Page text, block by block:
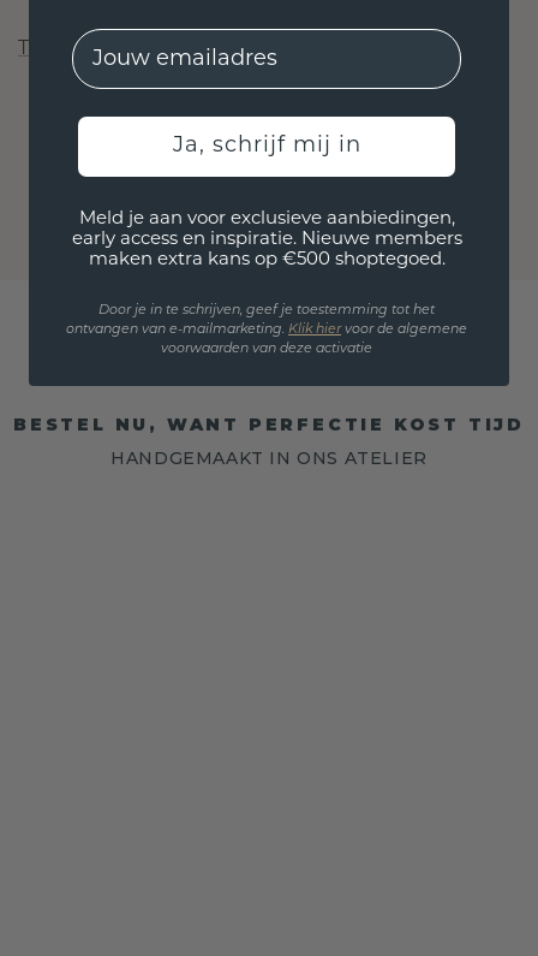
Trustpilot
BESTEL NU, WANT PERFECTIE KOST TIJD
HANDGEMAAKT IN ONS ATELIER
EMail
Ja, schrijf mij in
Meld je aan voor exclusieve aanbiedingen,
early access en inspiratie. Nieuwe members
maken extra kans op €500 shoptegoed.
Door je in te schrijven, geef je toestemming tot het
ontvangen van e-mailmarketing. Klik hiervoor de algemene
voorwaarden van deze activatie